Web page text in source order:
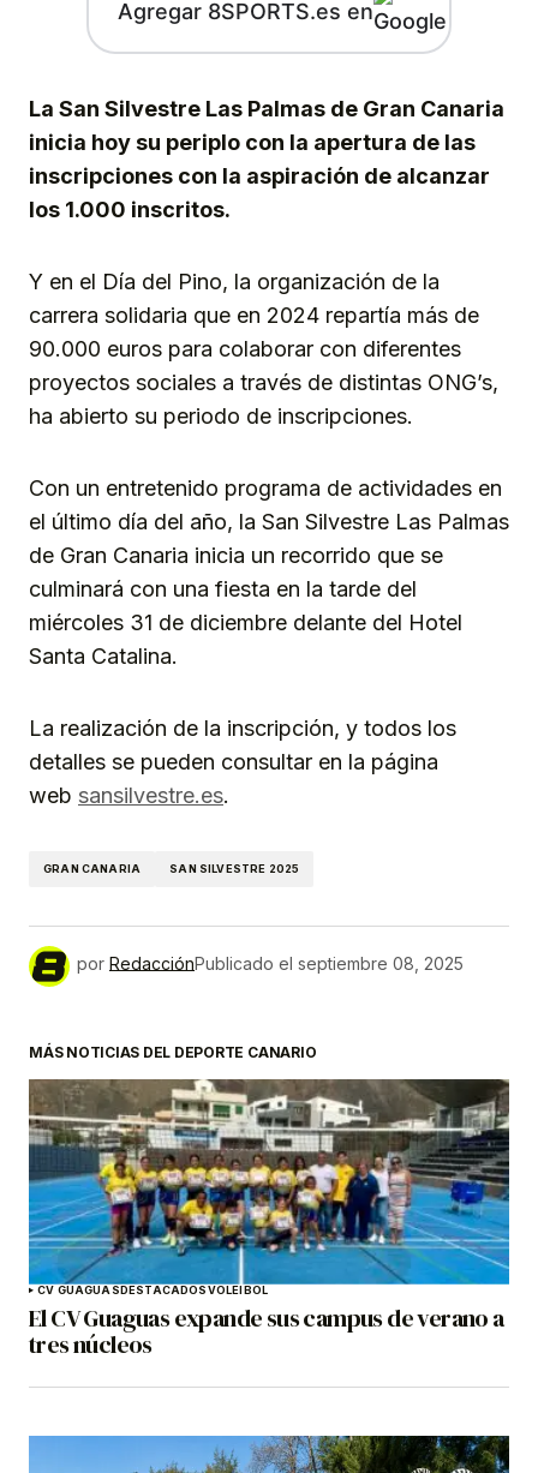
Agregar 8SPORTS.es en
La San Silvestre Las Palmas de Gran Canaria
inicia hoy su periplo con la apertura de las
inscripciones con la aspiración de alcanzar
los 1.000 inscritos.
Y en el Día del Pino, la organización de la
carrera solidaria que en 2024 repartía más de
90.000 euros para colaborar con diferentes
proyectos sociales a través de distintas ONG’s,
ha abierto su periodo de inscripciones.
Con un entretenido programa de actividades en
el último día del año, la San Silvestre Las Palmas
de Gran Canaria inicia un recorrido que se
culminará con una fiesta en la tarde del
miércoles 31 de diciembre delante del Hotel
Santa Catalina.
La realización de la inscripción, y todos los
detalles se pueden consultar en la página
web sansilvestre.es.
GRAN CANARIA SAN SILVESTRE 2025
por RedacciónPublicado el septiembre 08, 2025
MÁS NOTICIAS DEL DEPORTE CANARIO
CV GUAGUASDESTACADOSVOLEIBOL
El CV Guaguas expande sus campus de verano a
tres núcleos